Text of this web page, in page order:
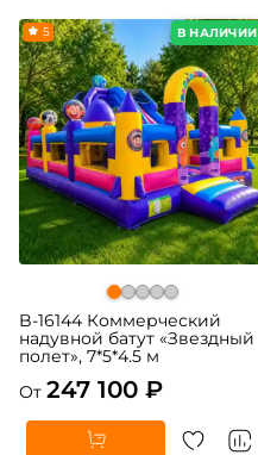
В НАЛИЧИИ
5
B-16144 Коммерческий
надувной батут «Звездный
полет», 7*5*4.5 м
От 247 100 ₽